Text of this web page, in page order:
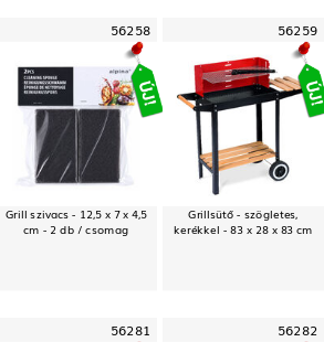
56258
Grill szivacs - 12,5 x 7 x 4,5
cm - 2 db / csomag
56259
Grillsütő - szögletes,
kerékkel - 83 x 28 x 83 cm
56281 56282